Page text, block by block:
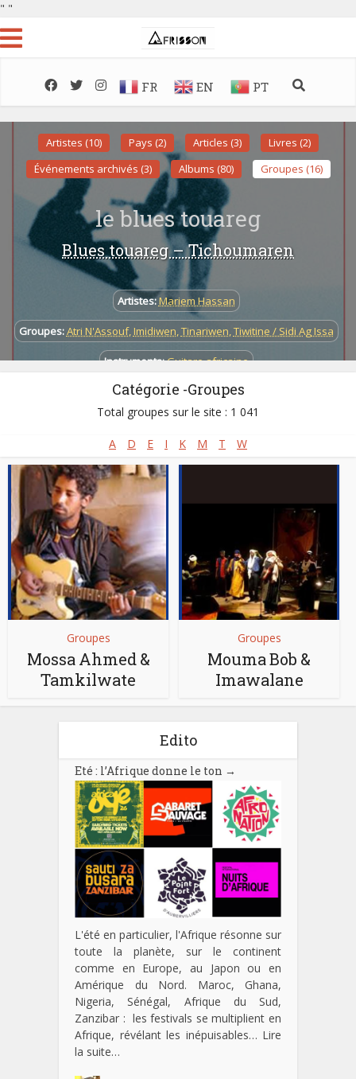
" "
FR EN PT
Artistes (10) Pays (2) Articles (3)
Livres (2)
Événements archivés (3)
Albums (80) Groupes (16)
le blues touareg
Blues touareg – Tichoumaren
Artistes:Mariem Hassan
Groupes:Atri N'Assouf,Imidiwen,Tinariwen,Tiwitine / Sidi Ag Issa
Instruments:Guitare africaine
Burkina Faso,Libye Mali,Mauritanie
Catégorie -Groupes
Total groupes sur le site : 1 041
A D E I K M T W
Groupes
Mossa Ahmed &
Tamkilwate
Groupes
Mouma Bob &
Imawalane
Edito
Eté : l’Afrique donne le ton →
L'été en particulier, l'Afrique résonne sur
toute la planète, sur le continent
comme en Europe, au Japon ou en
Amérique du Nord. Maroc, Ghana,
Nigeria, Sénégal, Afrique du Sud,
Zanzibar : les festivals se multiplient en
Afrique, révélant les inépuisables… Lire
la suite…